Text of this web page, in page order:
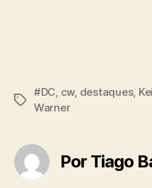
Tags
#DC cw, destaques,
Warner
Por Tiago